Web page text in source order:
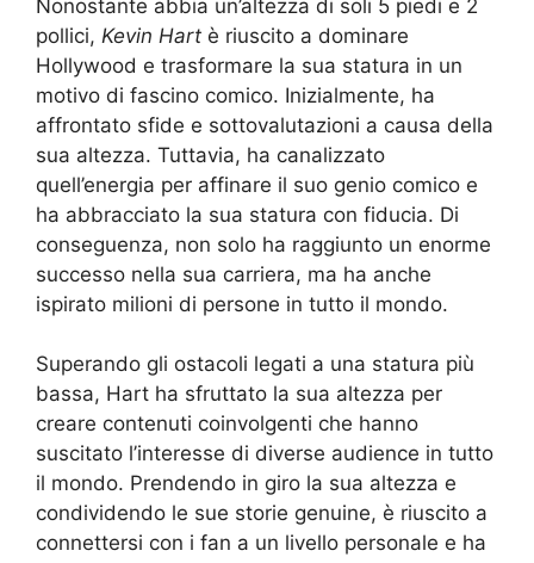
Nonostante abbia un’altezza di soli 5 piedi e 2
pollici, Kevin Hart è riuscito a dominare
Hollywood e trasformare la sua statura in un
motivo di fascino comico. Inizialmente, ha
affrontato sfide e sottovalutazioni a causa della
sua altezza. Tuttavia, ha canalizzato
quell’energia per affinare il suo genio comico e
ha abbracciato la sua statura con fiducia. Di
conseguenza, non solo ha raggiunto un enorme
successo nella sua carriera, ma ha anche
ispirato milioni di persone in tutto il mondo.
Superando gli ostacoli legati a una statura più
bassa, Hart ha sfruttato la sua altezza per
creare contenuti coinvolgenti che hanno
suscitato l’interesse di diverse audience in tutto
il mondo. Prendendo in giro la sua altezza e
condividendo le sue storie genuine, è riuscito a
connettersi con i fan a un livello personale e ha